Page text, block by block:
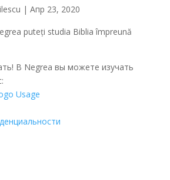
| Апр 23, 2020
puteți studia Biblia împreună
В Negrea вы можете изучать
Usage